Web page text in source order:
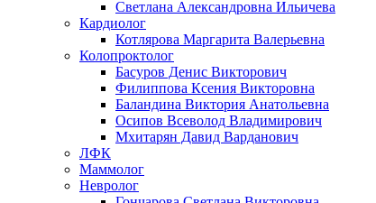
Светлана Александровна Ильичева
Кардиолог
Котлярова Маргарита Валерьевна
Колопроктолог
Басуров Денис Викторович
Филиппова Ксения Викторовна
Баландина Виктория Анатольевна
Осипов Всеволод Владимирович
Мхитарян Давид Варданович
ЛФК
Маммолог
Невролог